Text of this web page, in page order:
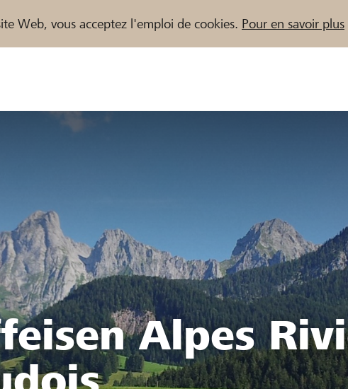
Web, vous acceptez l'emploi de cookies. Pour en savoir plus
Alpes